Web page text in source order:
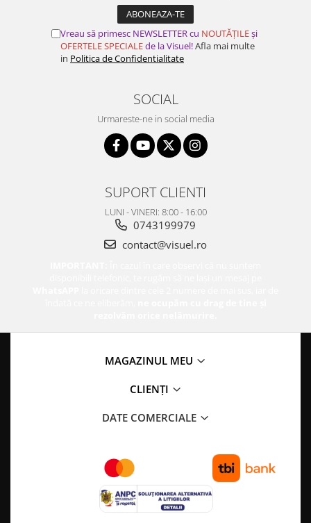
Vreau să primesc NEWSLETTER cu NOUTĂȚILEși
OFERTELE SPECIALEde la Visuel!Afla mai multe
in Politica de Confidentialitate
SOCIAL
Urmareste-ne in social media
SUPORT CLIENTI
LUNI - VINERI: 8:00 - 16:00
0743199979
contact@visuel.ro
MAGAZINUL MEU
CLIENȚI
DATE COMERCIALE